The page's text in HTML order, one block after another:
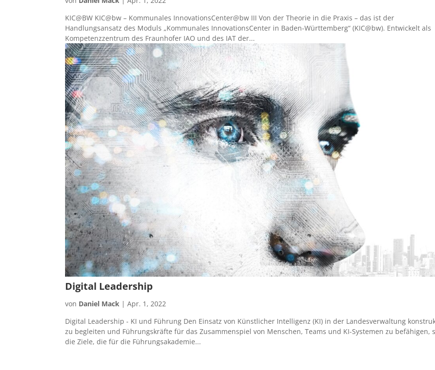
KIC@BW KIC@bw – Kommunales InnovationsCenter@bw III Von der Theorie in die Praxis – das ist der
Handlungsansatz des Moduls „Kommunales InnovationsCenter in Baden-Württemberg“ (KIC@bw). Entwickelt als
Kompetenzzentrum des Fraunhofer IAO und des IAT der...
Digital Leadership
von Daniel Mack |Apr. 1, 2022
Digital Leadership - KI und Führung Den Einsatz von Künstlicher Intelligenz (KI) in der Landesverwaltung
zu begleiten und Führungskräfte für das Zusammenspiel von Menschen, Teams und KI-Systemen zu befähigen,
die Ziele, die für die Führungsakademie...